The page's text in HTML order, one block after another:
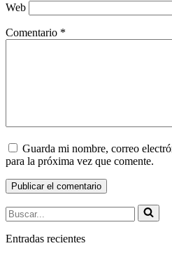
Web
Comentario *
Guarda mi nombre, correo
para la próxima vez que comente.
Buscar...
Entradas recientes